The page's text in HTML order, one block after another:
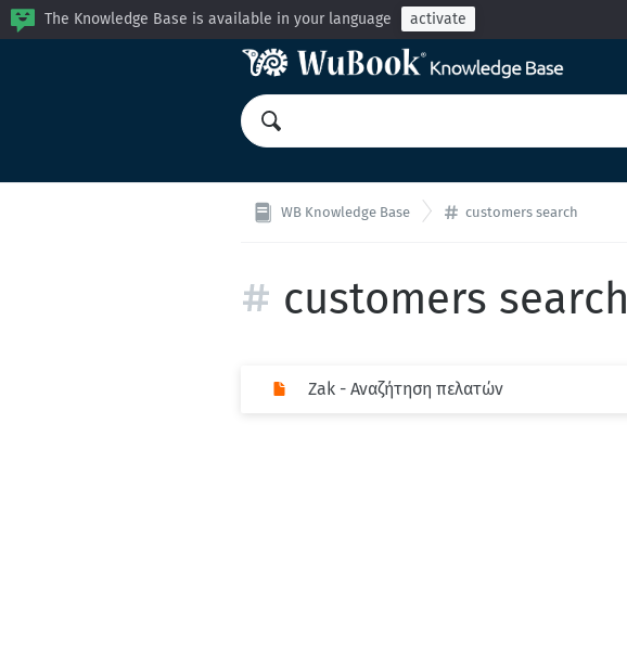
The Knowledge Base is available in your language activate
WB Knowledge Base customers search
customers search
Zak - Αναζήτηση πελατών